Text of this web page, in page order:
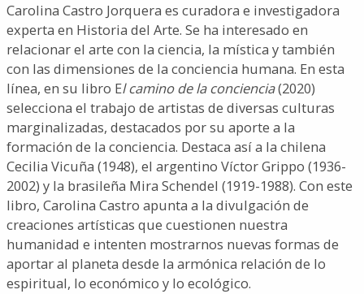
Carolina Castro Jorquera es curadora e investigadora
experta en Historia del Arte. Se ha interesado en
relacionar el arte con la ciencia, la mística y también
con las dimensiones de la conciencia humana. En esta
línea, en su libro El camino de la conciencia(2020)
selecciona el trabajo de artistas de diversas culturas
marginalizadas, destacados por su aporte a la
formación de la conciencia. Destaca así a la chilena
Cecilia Vicuña (1948), el argentino Víctor Grippo (1936-
2002) y la brasileña Mira Schendel (1919-1988). Con este
libro, Carolina Castro apunta a la divulgación de
creaciones artísticas que cuestionen nuestra
humanidad e intenten mostrarnos nuevas formas de
aportar al planeta desde la armónica relación de lo
espiritual, lo económico y lo ecológico.